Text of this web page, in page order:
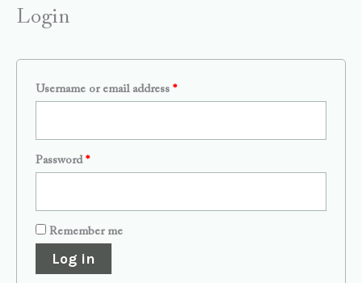
Login
Username or email address *
Password *
Remember me
Log in